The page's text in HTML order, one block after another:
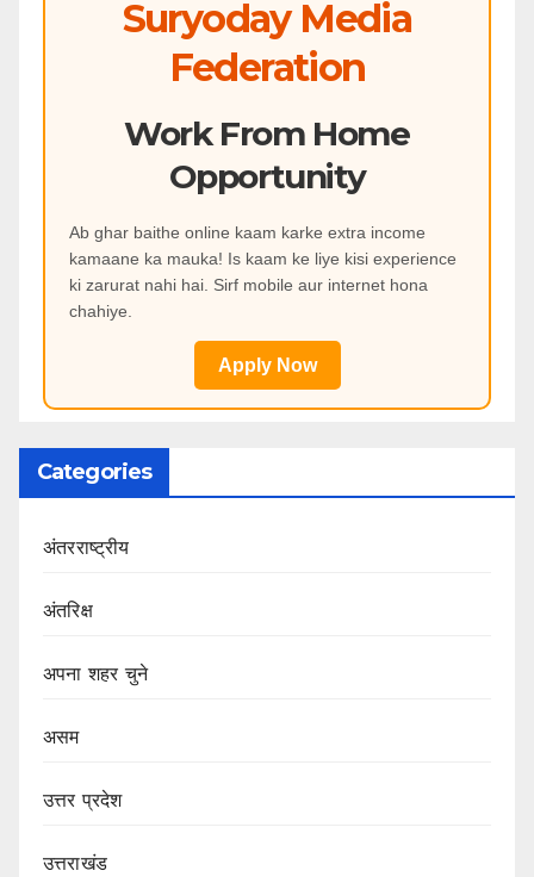
Suryoday Media
Federation
Work From Home
Opportunity
Ab ghar baithe online kaam karke extra income
kamaane ka mauka! Is kaam ke liye kisi experience
ki zarurat nahi hai. Sirf mobile aur internet hona
chahiye.
Apply Now
Categories
अंतरराष्ट्रीय
अंतरिक्ष
अपना शहर चुने
असम
उत्तर प्रदेश
उत्तराखंड